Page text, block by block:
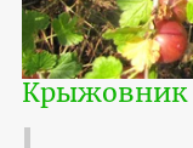
Крыжовник